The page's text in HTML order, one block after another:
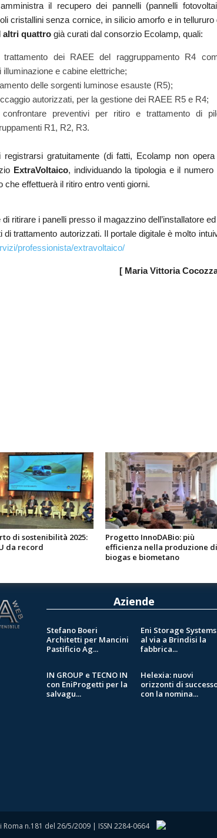
il recupero dei pannelli (pannelli
cristallini senza cornice, in silicio amorfo e in tellururo
altri quattro già curati dal consorzio Ecolamp, quali:
dei RAEE del raggruppamento R4
e cabine elettriche;
delle sorgenti luminose esauste (R5);
autorizzati, per la gestione dei RAEE R5 e R4;
preventivi per ritiro e trattamento di
R1, R2, R3.
gratuitamente (di fatti, Ecolamp non
ExtraVoltaico, individuando la tipologia e il numero
che effettuerà il ritiro entro venti giorni.
ritirare i panelli presso il magazzino dell’installatore
trattamento autorizzati. Il portale digitale è molto
professionista/extravoltaico/
[ Maria Vittoria
di sostenibilità 2025:
da record
Progetto InnoDABio: più
efficienza nella produzione di
biogas e biometano
Aziende
Stefano Boeri
Architetti per Mancini
Pastificio Ag...
Eni Storage
al via a Brindisi la
fabbrica...
IN GROUP e TECNO IN
con EniProgetti per la
salvagu...
Helexia: nuovi
orizzonti di
con la nomina...
n.181 del 26/5/2009 | ISSN 2284-0664